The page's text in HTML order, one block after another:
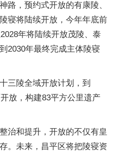
路，预约式开放的有康陵、
寝将陆续开放，今年年底前
年将陆续开放茂陵、泰
2030年最终完成主体陵寝
三陵全域开放计划，到
放，构建83平方公里遗产
治和提升，开放的不仅有皇
。未来，昌平区将把陵寝资